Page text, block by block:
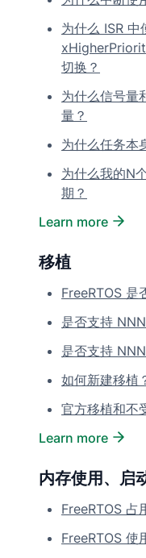
为什么 ISR 中
切换？
为什么信号量
量？
为什么任务本
为什么我的N
期？
Learn more
移植
FreeRTOS 是
是否支持
是否支持
如何新建移植
官方移植和不
Learn more
内存使用、启
FreeRTOS 占
FreeRTOS 使